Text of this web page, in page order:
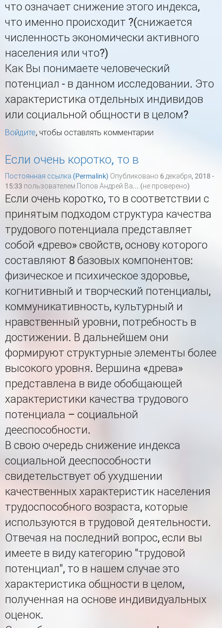
что означает снижение этого индекса,
что именно происходит ?(снижается
численность экономически активного
населения или что?)
Как Вы понимаете человеческий
потенциал - в данном исследовании. Это
характеристика отдельных индивидов
или социальной общности в целом?
Войдите, чтобы оставлять комментарии
Если очень коротко, то в
Постоянная ссылка (Permalink) Опубликовано 6 декабря, 2018 -
15:33 пользователем Попов Андрей Ва... (не проверено)
Если очень коротко, то в соответствии с
принятым подходом структура качества
трудового потенциала представляет
собой «древо» свойств, основу которого
составляют 8 базовых компонентов:
физическое и психическое здоровье,
когнитивный и творческий потенциалы,
коммуникативность, культурный и
нравственный уровни, потребность в
достижении. В дальнейшем они
формируют структурные элементы более
высокого уровня. Вершина «древа»
представлена в виде обобщающей
характеристики качества трудового
потенциала – социальной
дееспособности.
В свою очередь снижение индекса
социальной дееспособности
свидетельствует об ухудшении
качественных характеристик населения
трудоспособного возраста, которые
используются в трудовой деятельности.
Отвечая на последний вопрос, если вы
имеете в виду категорию "трудовой
потенциал", то в нашем случае это
характеристика общности в целом,
полученная на основе индивидуальных
оценок.